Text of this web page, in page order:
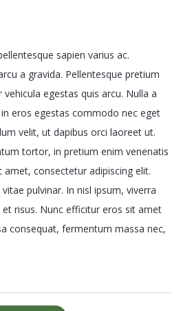
sapien varius ac.
a gravida. Pellentesque pretium
egestas quis arcu. Nulla a
eros egestas commodo nec eget
velit, ut dapibus orci laoreet ut.
tortor, in pretium enim venenatis
consectetur adipiscing elit.
pulvinar. In nisl ipsum, viverra
risus. Nunc efficitur eros sit amet
consequat, fermentum massa nec,